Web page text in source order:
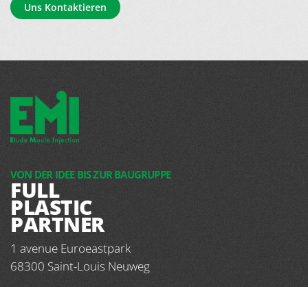
Uns Kontaktieren
VON DER IDEE BIS ZUR BAUGRUPPE
FULL
PLASTIC
PARTNER
1 avenue Euroeastpark
68300 Saint-Louis Neuweg